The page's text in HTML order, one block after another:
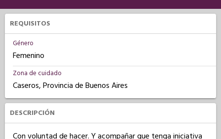
REQUISITOS
Género
Femenino
Zona de cuidado
Caseros, Provincia de Buenos Aires
DESCRIPCIÓN
Con voluntad de hacer. Y acompañar que tenga iniciativa